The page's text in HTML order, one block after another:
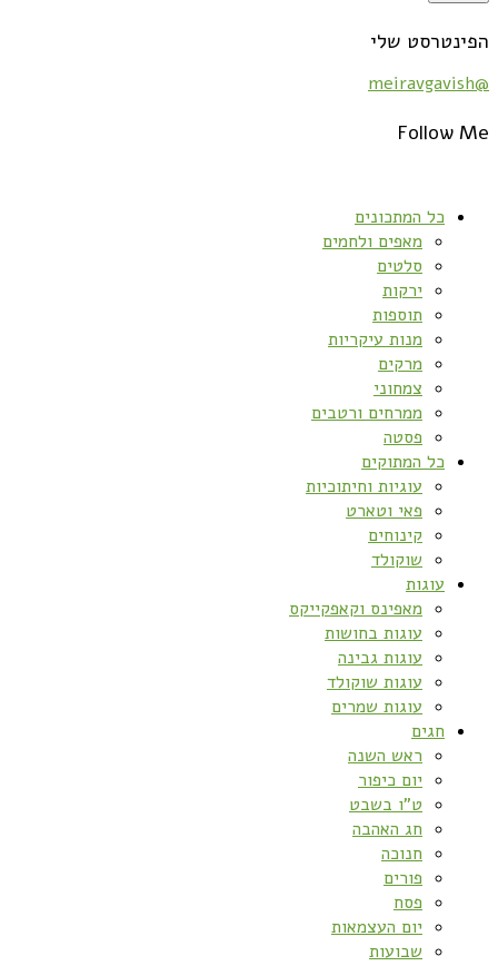
הפינטרסט שלי
@meiravgavish
Follow Me
כל המתכונים
מאפים ולחמים
סלטים
ירקות
תוספות
מנות עיקריות
מרקים
צמחוני
ממרחים ורטבים
פסטה
כל המתוקים
עוגיות וחיתוכיות
פאי וטארט
קינוחים
שוקולד
עוגות
מאפינס וקאפקייקס
עוגות בחושות
עוגות גבינה
עוגות שוקולד
עוגות שמרים
חגים
ראש השנה
יום כיפור
ט”ו בשבט
חג האהבה
חנוכה
פורים
פסח
יום העצמאות
שבועות